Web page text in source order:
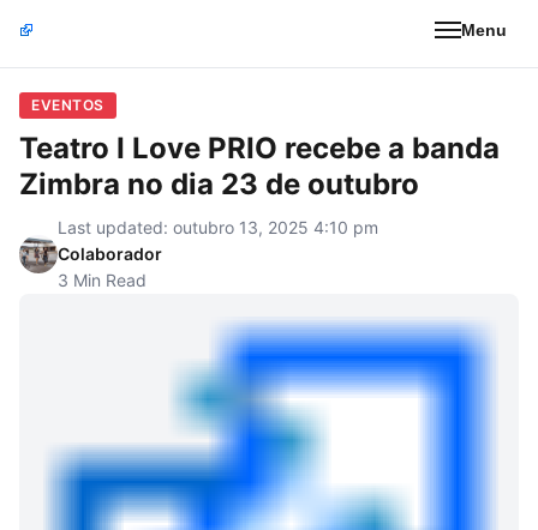
Menu
EVENTOS
Teatro I Love PRIO recebe a banda
Zimbra no dia 23 de outubro
Last updated: outubro 13, 2025 4:10 pm
Colaborador
3 Min Read